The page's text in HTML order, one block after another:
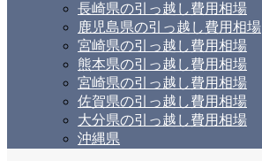
長崎県の引っ越し費用相場
鹿児島県の引っ越し費用相場
宮崎県の引っ越し費用相場
熊本県の引っ越し費用相場
宮崎県の引っ越し費用相場
佐賀県の引っ越し費用相場
大分県の引っ越し費用相場
沖縄県